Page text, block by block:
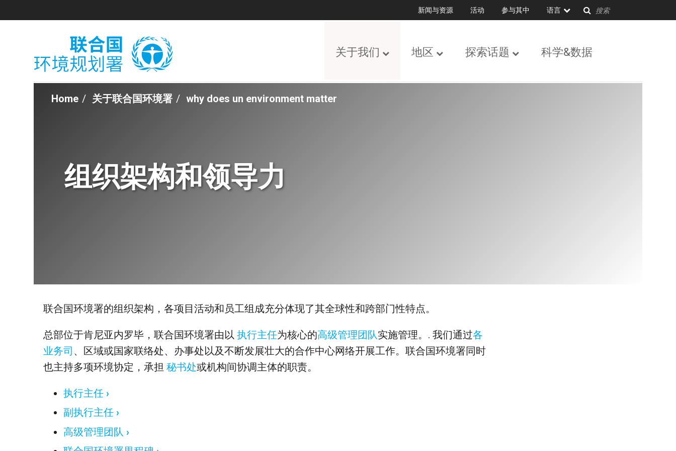
新闻与资源 活动 参与其中 语言
关于我们 地区 探索话题 科学&数据
Home 关于联合国环境署 why does un environment matter
组织架构和领导力
联合国环境署的组织架构，各项目活动和员工组成充分体现了其全球性和跨部门性特点。
总部位于肯尼亚内罗毕，联合国环境署由以执行主任为核心的高级管理团队实施管理。. 我们通过各
业务司 、区域或国家联络处、办事处以及不断发展壮大的合作中心网络开展工作。联合国环境署同时
也主持多项环境协定，承担秘书处或机构间协调主体的职责。
执行主任
副执行主任
高级管理团队